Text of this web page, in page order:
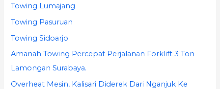
Towing Lumajang
Towing Pasuruan
Towing Sidoarjo
Amanah Towing Percepat Perjalanan Forklift 3 Ton
Lamongan Surabaya.
Overheat Mesin, Kalisari Diderek Dari Nganjuk Ke